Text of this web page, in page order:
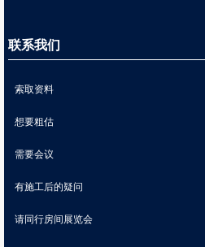
联系我们
索取资料
想要粗估
需要会议
有施工后的疑问
请同行房间展览会